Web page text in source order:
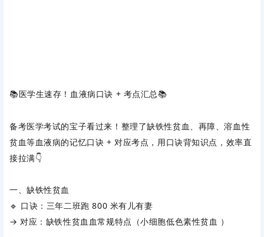
📚医学生速存！血液病口诀 + 考点汇总📚
备考医学考试的宝子看过来！整理了缺铁性贫血、再障、溶血性
贫血等血液病的记忆口诀 + 对应考点，用口诀背知识点，效率直
接拉满👇
一、缺铁性贫血
🔹 口诀：三年二班跑 800 米有儿有妻
→ 对应：缺铁性贫血血常规特点（小细胞低色素性贫血 ）